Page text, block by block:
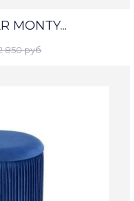
MONTY...
850 руб